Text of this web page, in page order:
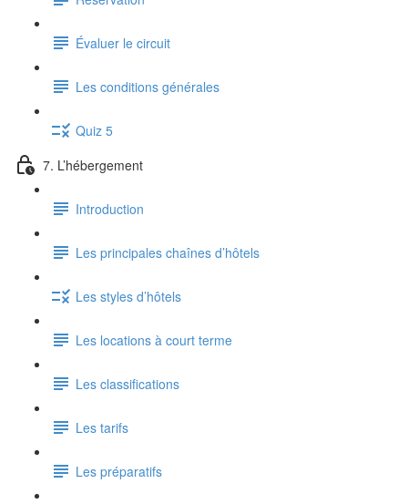
Évaluer le circuit
Les conditions générales
Quiz 5
7. L’hébergement
Introduction
Les principales chaînes d’hôtels
Les styles d’hôtels
Les locations à court terme
Les classifications
Les tarifs
Les préparatifs